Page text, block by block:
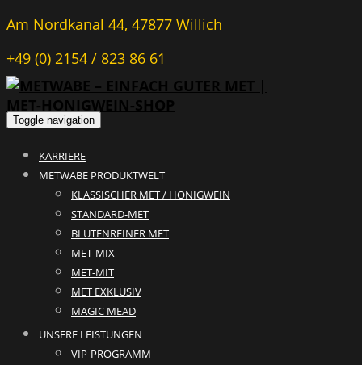
Am Nordkanal 44, 47877 Willich
+49 (0) 2154 / 823 86 61
Toggle navigation
KARRIERE
METWABE PRODUKTWELT
KLASSISCHER MET / HONIGWEIN
STANDARD-MET
BLÜTENREINER MET
MET-MIX
MET-MIT
MET EXKLUSIV
MAGIC MEAD
UNSERE LEISTUNGEN
VIP-PROGRAMM